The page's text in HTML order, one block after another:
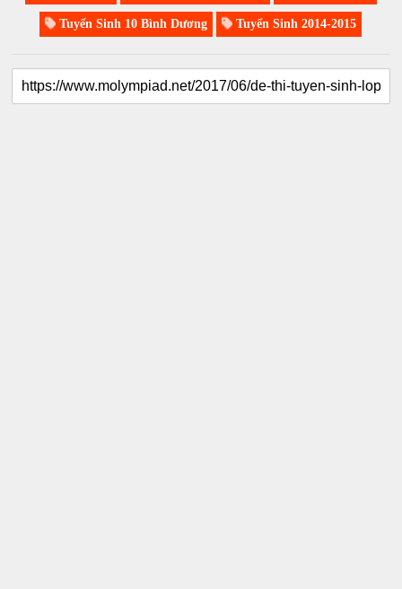
Tuyển Sinh 10 Bình Dương Tuyển Sinh 2014-2015